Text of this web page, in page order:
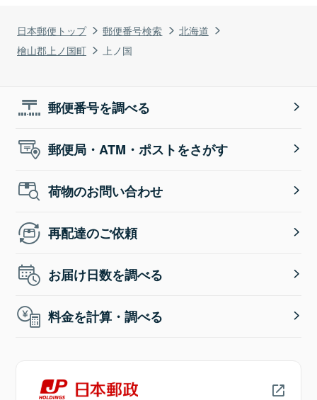
日本郵便トップ 郵便番号検索
北海道
檜山郡上ノ国町
上ノ国
郵便番号を調べる
郵便局・ATM・ポストをさがす
荷物のお問い合わせ
再配達のご依頼
お届け日数を調べる
料金を計算・調べる